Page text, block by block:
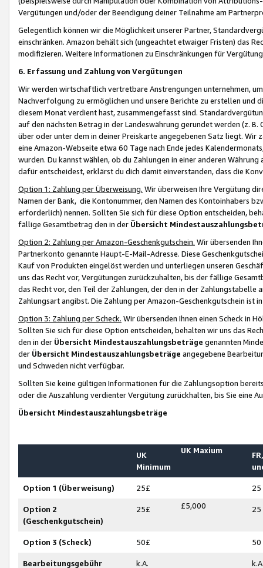
Vergütungen und/oder der Beendigung deiner Teilnahme am
Gelegentlich können wir die Möglichkeit unserer Partner,
einschränken. Amazon behält sich (ungeachtet etwaiger Fristen) das
modifizieren. Weitere Informationen zu Einschränkungen für
6. Erfassung und Zahlung von Vergütungen
Wir werden wirtschaftlich vertretbare Anstrengungen unternehmen,
Nachverfolgung zu ermöglichen und unsere Berichte zu erstellen und
diesem Monat verdient hast, zusammengefasst sind.
auf den nächsten Betrag in der Landeswährung gerundet werden (z.
über oder unter dem in deiner Preiskarte angegebenen Satz liegt.
eine Amazon-Webseite etwa 60 Tage nach Ende jedes
wurden. Du kannst wählen, ob du Zahlungen in einer anderen
dafür entscheidest, erklärst du dich damit einverstanden, dass die
Option 1: Zahlung per Überweisung. Wir überweisen Ihre Vergütung
Namen der Bank, die Kontonummer, den Namen des Kontoinhabers
erforderlich) nennen. Sollten Sie sich für diese Option entscheiden,
fällige Gesamtbetrag den in der Übersicht
Option 2: Zahlung per Amazon-Geschenkgutschein. Wir übersenden
Partnerkonto genannte Haupt-E-Mail-Adresse. Diese
Kauf von Produkten eingelöst werden und unterliegen unseren
uns das Recht vor, Vergütungen zurückzuhalten, bis der fällige
das Recht vor, den Teil der Zahlungen, der den in der
Zahlungsart angibst. Die Zahlung per Amazon-Geschenkgutschein ist
Option 3: Zahlung per Scheck. Wir übersenden Ihnen einen Scheck in
Sollten Sie sich für diese Option entscheiden, behalten wir uns das
den in der Übersicht Mindestauszahlungsbeträge genannten
der Übersicht Mindestauszahlungsbeträge angegebene
und Schweden nicht verfügbar.
Sollten Sie keine gültigen Informationen für die Zahlungsoption
oder die Auszahlung verdienter Vergütung zurückhalten, bis Sie
Übersicht Mindestauszahlungsbeträge
UK
Minimum
UK Maxium
Option 1 (Überweisung) 25£ 25
Option 2
(Geschenkgutschein)
25£ £5,000 25
Option 3 (Scheck) 50£ 50
Bearbeitungsgebühr
k.A.